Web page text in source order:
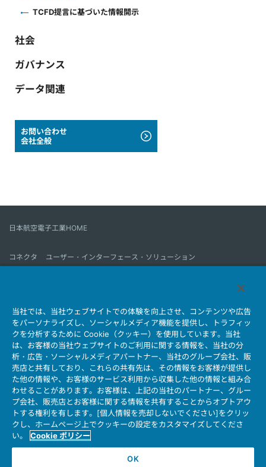
TCFD提言に基づいた情報開示
社会
ガバナンス
データ関連
お問い合わせ
会社全般
日本航空電子工業HOME
コネクタ
ユーザー・インターフェース・ソリューション
会社情報 サステナビリティ IR情報 採用情報
会社情報新着一覧
製品情報新着一覧
サイトマップ お問い合わせ
個人情報保護ポリシー
JAE Cookie Policy
ウェブアクセシビリティ方針
マイナンバー情報保護ポリシー
当社ウェブサイトのご利用について
ソーシャルメディア公式アカウント運用ポリシー
当社では、当社ウェブサイトでの体験を向上させ、コンテンツや広告
をパーソナライズし、ソーシャルメディア機能を提供し、トラフィッ
クを分析するために Cookie（クッキー）を使用しています。当社
は、お客様の当社ウェブサイトのご利用に関する情報を、当社の分
析・広告・ソーシャルメディアパートナー、当社のグループ会社、販
売店と共有しており、これらの共有先は、その情報をお客様が提供し
た他の情報や、お客様のサービス利用から収集した他の情報と組み合
わせることがあります。お客様は、上記の当社のパートナー、グルー
プ会社、販売店とお客様に関する情報を共有することからオプトアウ
トする権利を有します。[個人情報を売却しないでください]をクリッ
クし、ホームページ上でクッキーの設定をカスタマイズしてくださ
い。
Cookie ポリシー
OK